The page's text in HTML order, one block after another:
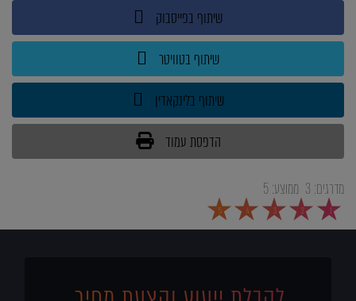
שיתוף בפייסבוק
שיתוף בטוויטר
שיתוף בלינקאדין
הדפסת עמוד
מדרגים: 3 ממוצע:5
1
2
3
4
5